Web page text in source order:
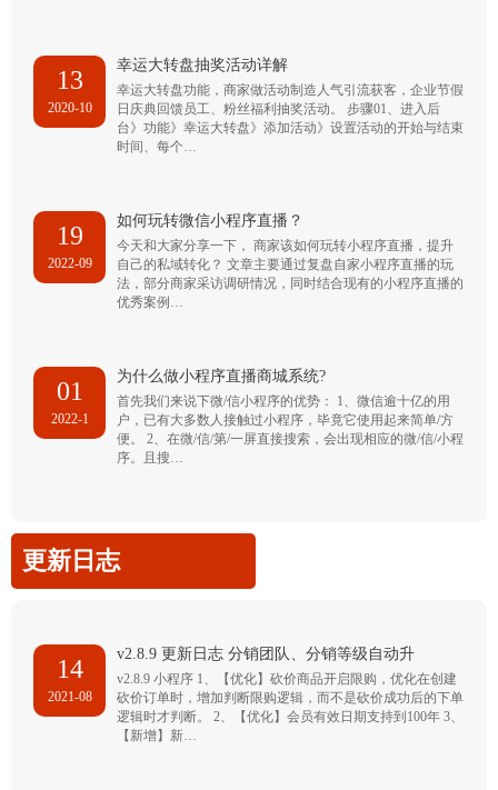
13
2020-10
幸运大转盘抽奖活动详解
幸运大转盘功能，商家做活动制造人气引流获客，企业节假
日庆典回馈员工、粉丝福利抽奖活动。 步骤01、进入后
台》功能》幸运大转盘》添加活动》设置活动的开始与结束
时间、每个…
19
2022-09
如何玩转微信小程序直播？
今天和大家分享一下， 商家该如何玩转小程序直播，提升
自己的私域转化？ 文章主要通过复盘自家小程序直播的玩
法，部分商家采访调研情况，同时结合现有的小程序直播的
优秀案例…
01
2022-1
为什么做小程序直播商城系统?
首先我们来说下微/信小程序的优势： 1、微信逾十亿的用
户，已有大多数人接触过小程序，毕竟它使用起来简单/方
便。 2、在微/信/第/一屏直接搜索，会出现相应的微/信/小程
序。且搜…
更新日志
14
2021-08
v2.8.9 更新日志 分销团队、分销等级自动升
v2.8.9 小程序 1、【优化】砍价商品开启限购，优化在创建
砍价订单时，增加判断限购逻辑，而不是砍价成功后的下单
逻辑时才判断。 2、【优化】会员有效日期支持到100年 3、
【新增】新…